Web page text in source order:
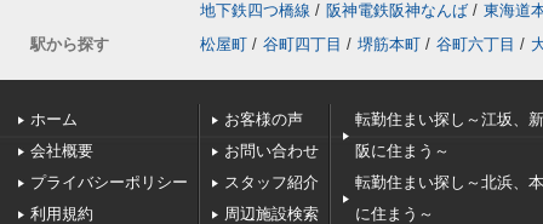
地下鉄四つ橋線 / 阪神電鉄阪神なんば / 東海道
駅から探す
松屋町 / 谷町四丁目 / 堺筋本町 / 谷町六丁目 /
ホーム
会社概要
プライバシーポリシー
利用規約
お客様の声
お問い合わせ
スタッフ紹介
周辺施設検索
転勤住まい探し～江坂、
阪に住まう～
転勤住まい探し～北浜、
に住まう～